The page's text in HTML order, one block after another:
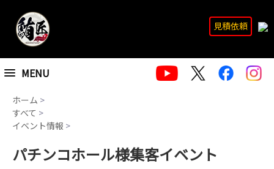
MENU
見積依頼
ホーム >
すべて >
イベント情報 >
パチンコホール様集客イベント